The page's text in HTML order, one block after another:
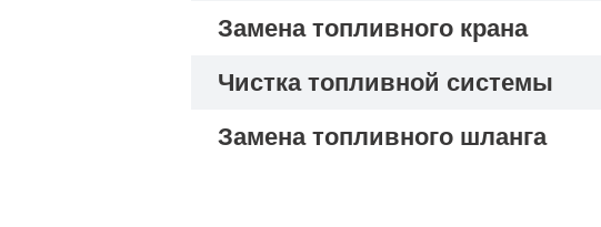
Замена топливного крана
Чистка топливной системы
Замена топливного шланга